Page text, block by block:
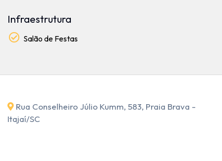
Infraestrutura
Salão de Festas
Rua Conselheiro Júlio Kumm, 583, Praia Brava -
Itajaí/SC